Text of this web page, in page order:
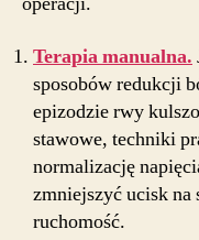
Terapia manualna.
sposobów redukcji
epizodzie rwy
stawowe, techniki
normalizację
zmniejszyć ucisk
ruchomość.